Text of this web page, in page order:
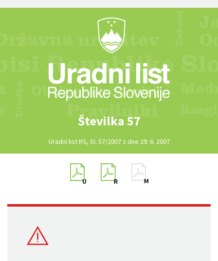
Številka 57
Uradni list RS, št. 57/2007 z dne 29. 6. 2007